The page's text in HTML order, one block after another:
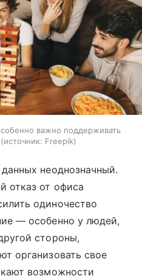
важно поддерживать
источник: Freepik
неоднозначный.
отказ от офиса
одиночество
— особенно у людей,
стороны,
организовать свое
возможности